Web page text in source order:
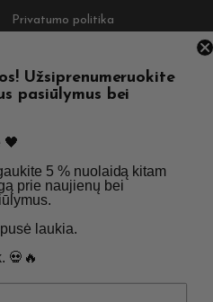
Privatumo politika
Didmenos užklausos
NIKOTINO VARTOTOJAMS.
PRODUKTŲ, JEI NEVARTOJATE
- CigsLT.app
Užsiprenumeruokite
pasiūlymus bei
5 % nuolaidą kitam
prie naujienų bei
laukia.
💀🔥